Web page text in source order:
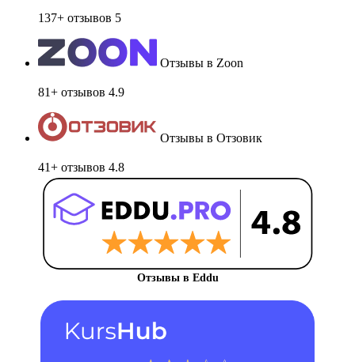
137+ отзывов 5
Отзывы в Zoon
81+ отзывов 4.9
Отзывы в Отзовик
41+ отзывов 4.8
Отзывы в Eddu